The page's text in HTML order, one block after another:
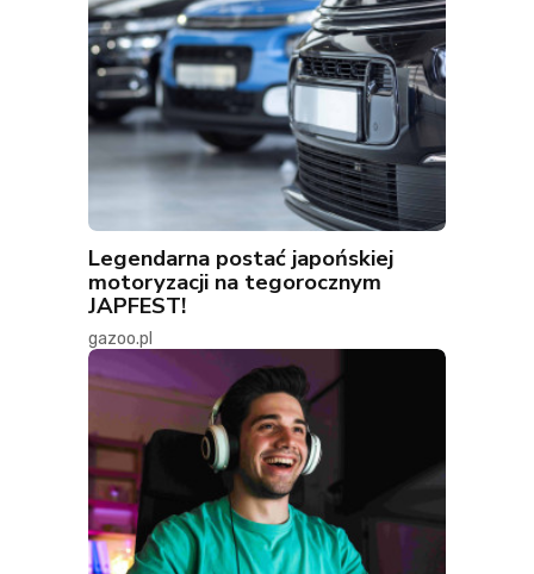
Legendarna postać japońskiej
motoryzacji na tegorocznym
JAPFEST!
gazoo.pl